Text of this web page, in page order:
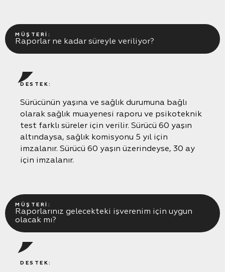
MÜŞTERI:
Raporlar ne kadar süreyle veriliyor?
DESTEK:
Sürücünün yaşına ve sağlık durumuna bağlı
olarak sağlık muayenesi raporu ve psikoteknik
test farklı süreler için verilir. Sürücü 60 yaşın
altındaysa, sağlık komisyonu 5 yıl için
imzalanır. Sürücü 60 yaşın üzerindeyse, 30 ay
için imzalanır.
MÜŞTERI:
Raporlarınız gelecekteki işverenim için uygun
olacak mı?
DESTEK: